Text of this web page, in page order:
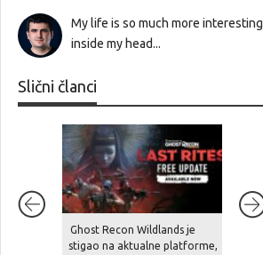
My life is so much more interesting
inside my head...
Slični članci
Ghost Recon Wildlands je
stigao na aktualne platforme,